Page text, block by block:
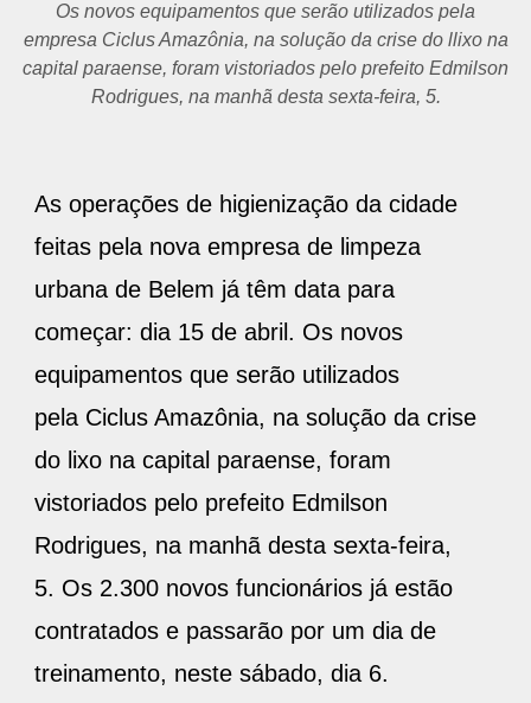
Os novos equipamentos que serão utilizados pela
empresa Ciclus Amazônia, na solução da crise do llixo na
capital paraense, foram vistoriados pelo prefeito Edmilson
Rodrigues, na manhã desta sexta-feira, 5.
As operações de higienização da cidade
feitas pela nova empresa de limpeza
urbana de Belem já têm data para
começar: dia 15 de abril. Os novos
equipamentos que serão utilizados
pela Ciclus Amazônia, na solução da crise
do lixo na capital paraense, foram
vistoriados pelo prefeito Edmilson
Rodrigues, na manhã desta sexta-feira,
5. Os 2.300 novos funcionários já estão
contratados e passarão por um dia de
treinamento, neste sábado, dia 6.